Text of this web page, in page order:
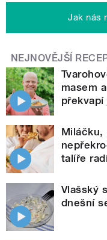
Jak nás
NEJNOVĚJŠÍ
masem
Miláčku,
talíře
Vlašský
dnešní